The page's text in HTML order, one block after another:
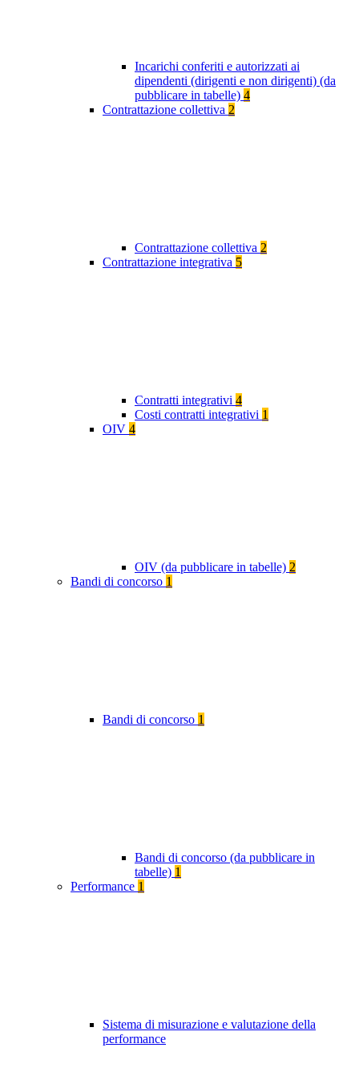
Incarichi conferiti e autorizzati ai
dipendenti (dirigenti e non dirigenti) (da
pubblicare in tabelle) 4
Contrattazione collettiva 2
Contrattazione collettiva 2
Contrattazione integrativa 5
Contratti integrativi 4
Costi contratti integrativi 1
OIV 4
OIV (da pubblicare in tabelle) 2
Bandi di concorso 1
Bandi di concorso 1
Bandi di concorso (da pubblicare in
tabelle) 1
Performance 1
Sistema di misurazione e valutazione della
performance